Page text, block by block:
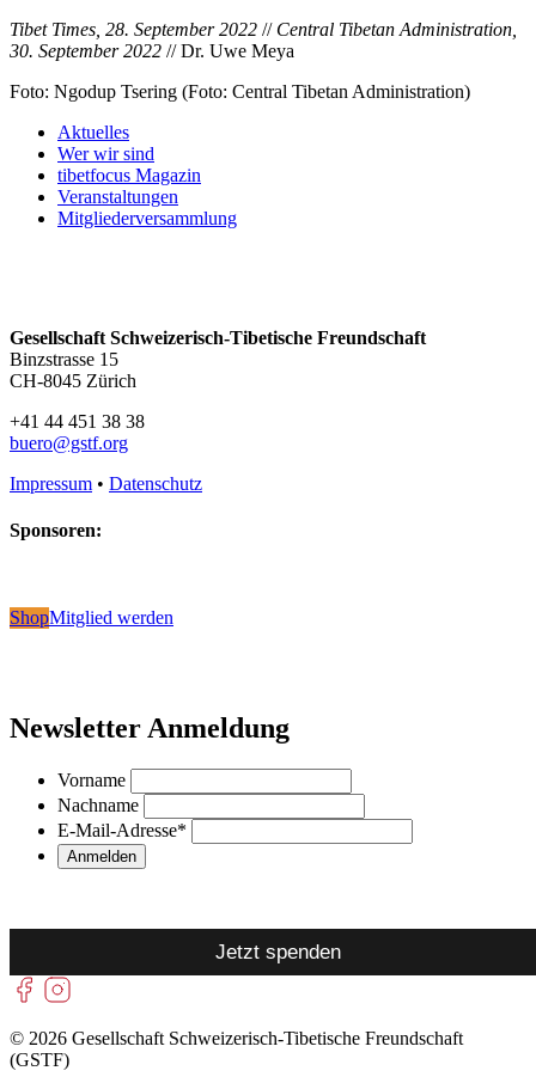
Tibet Times, 28. September 2022 // Central Tibetan Administration,
30. September 2022 // Dr. Uwe Meya
Foto: Ngodup Tsering (Foto: Central Tibetan Administration)
Aktuelles
Wer wir sind
tibetfocus Magazin
Veranstaltungen
Mitgliederversammlung
Gesellschaft Schweizerisch-Tibetische Freundschaft
Binzstrasse 15
CH-8045 Zürich
+41 44 451 38 38
buero@gstf.org
Impressum • Datenschutz
Sponsoren:
ShopMitglied werden
Newsletter Anmeldung
Vorname
Nachname
E-Mail-Adresse*
Jetzt spenden
© 2026 Gesellschaft Schweizerisch-Tibetische Freundschaft
(GSTF)